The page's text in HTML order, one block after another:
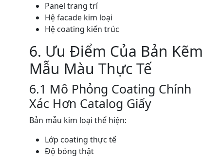
Panel trang trí
Hệ facade kim loại
Hệ coating kiến trúc
6. Ưu Điểm Của Bản Kẽm
Mẫu Màu Thực Tế
6.1 Mô Phỏng Coating Chính
Xác Hơn Catalog Giấy
Bản mẫu kim loại thể hiện:
Lớp coating thực tế
Độ bóng thật